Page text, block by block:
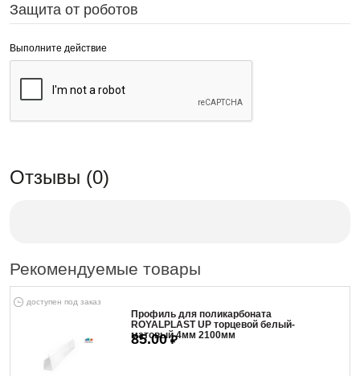
Защита от роботов
Выполните действие
Отзывы (0)
Рекомендуемые товары
доступен под заказ
Профиль для поликарбоната
ROYALPLAST UP торцевой белый-
матовый 4мм 2100мм
85.00₽